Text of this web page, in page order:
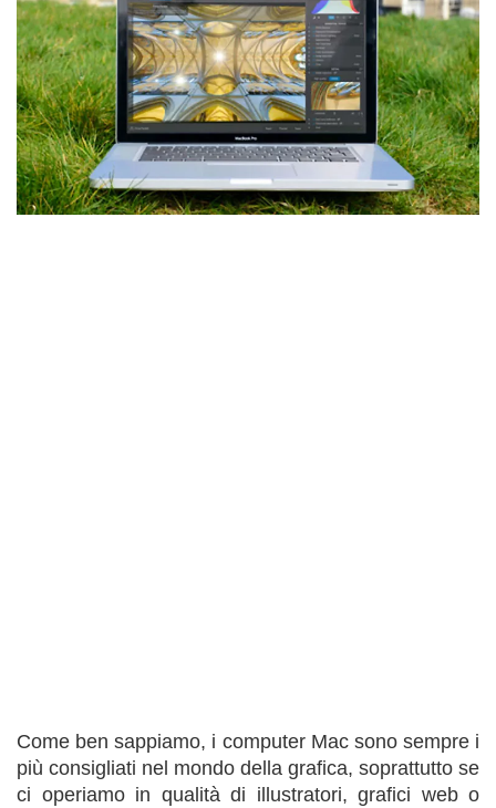
Come ben sappiamo, i computer Mac sono sempre i
più consigliati nel mondo della grafica, soprattutto se
ci operiamo in qualità di illustratori, grafici web o